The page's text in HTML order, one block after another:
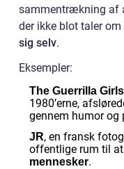
sammentrækning af
der ikke blot taler
sig selv.
Eksempler:
The Guerrilla Girls
1980’erne,
gennem humor og
JR, en fransk
offentlige rum til at
mennesker.